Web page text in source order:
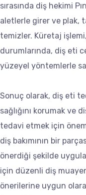
sırasında diş hekimi
aletlerle girer ve plak,
temizler. Küretaj
durumlarında, diş eti
yüzeyel yöntemlerle
Sonuç olarak, diş eti
sağlığını korumak ve
tedavi etmek için
diş bakımının bir
önerdiği şekilde
için düzenli diş
önerilerine uygun